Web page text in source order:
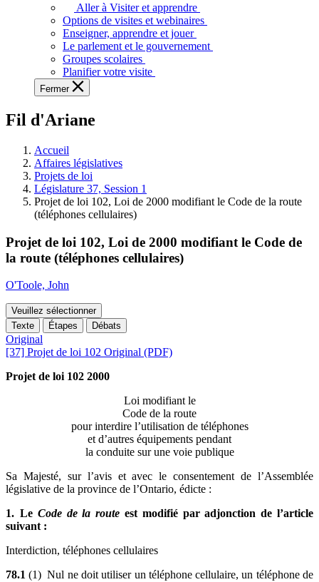
voir,
apprendre
et
à
à
législative.
Aller à Visiter et apprendre
Options de visites et webinaires
Enseigner, apprendre et jouer
Le parlement et le gouvernement
Groupes scolaires
Planifier votre visite
Fermer
Fil d'Ariane
Accueil
Affaires législatives
Projets de loi
Législature 37, Session 1
Projet de loi 102, Loi de 2000 modifiant le Code de la route
(téléphones cellulaires)
Projet de loi 102, Loi de 2000 modifiant le Code de
la route (téléphones cellulaires)
O'Toole, John
Veuillez sélectionner
Texte
Étapes Débats
Original
[37] Projet de loi 102 Original (PDF)
Projet de loi 102 2000
Loi modifiant le
Code de la route
pour interdire l’utilisation de téléphones
et d’autres équipements pendant
la conduite sur une voie publique
Sa Majesté, sur l’avis et avec le consentement de l’Assemblée
législative de la province de l’Ontario, édicte :
1. Le Code de la route est modifié par adjonction de l’article
suivant :
Interdiction, téléphones cellulaires
78.1 (1) Nul ne doit utiliser un téléphone cellulaire, un téléphone de